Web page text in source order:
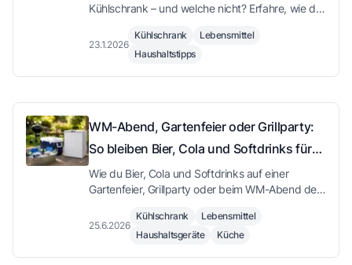
Kühlschrank – und welche nicht? Erfahre, wie du
verlängerst.
23.1.2026
Kühlschrank
Lebensmittel
Haushaltstipps
WM-Abend, Gartenfeier oder Grillparty:
So bleiben Bier, Cola und Softdrinks für
deine Gäste kalt
Wie du Bier, Cola und Softdrinks auf einer
Gartenfeier, Grillparty oder beim WM-Abend den
Eiswanne bis zum Tischkühlschrank.
25.6.2026
Kühlschrank
Lebensmittel
Haushaltsgeräte
Küche